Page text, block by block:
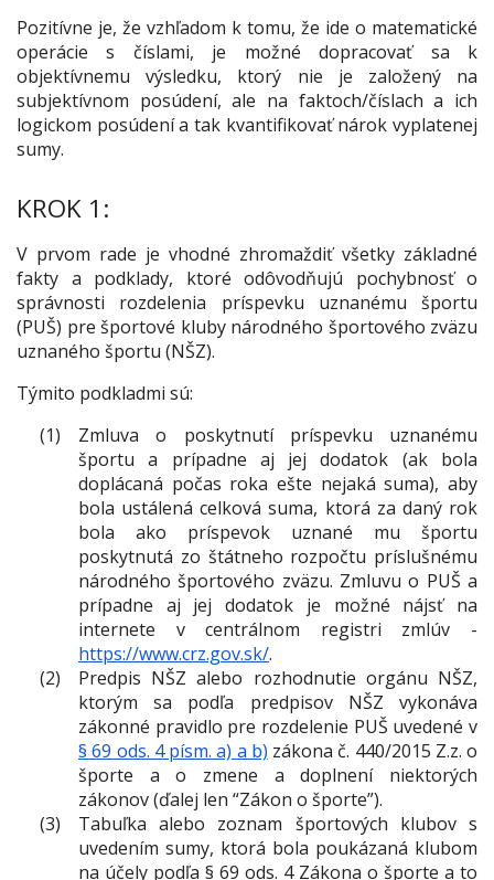
Pozitívne je, že vzhľadom k tomu, že ide o matematické
operácie s číslami, je možné dopracovať sa k
objektívnemu výsledku, ktorý nie je založený na
subjektívnom posúdení, ale na faktoch/číslach a ich
logickom posúdení a tak kvantifikovať nárok vyplatenej
sumy.
KROK 1:
V prvom rade je vhodné zhromaždiť všetky základné
fakty a podklady, ktoré odôvodňujú pochybnosť o
správnosti rozdelenia príspevku uznanému športu
(PUŠ) pre športové kluby národného športového zväzu
uznaného športu (NŠZ).
Týmito podkladmi sú:
Zmluva o poskytnutí príspevku uznanému
športu a prípadne aj jej dodatok (ak bola
doplácaná počas roka ešte nejaká suma), aby
bola ustálená celková suma, ktorá za daný rok
bola ako príspevok uznané mu športu
poskytnutá zo štátneho rozpočtu príslušnému
národného športového zväzu. Zmluvu o PUŠ a
prípadne aj jej dodatok je možné nájsť na
internete v centrálnom registri zmlúv -
https://www.crz.gov.sk/.
Predpis NŠZ alebo rozhodnutie orgánu NŠZ,
ktorým sa podľa predpisov NŠZ vykonáva
zákonné pravidlo pre rozdelenie PUŠ uvedené v
§ 69 ods. 4 písm. a) a b) zákona č. 440/2015 Z.z. o
športe a o zmene a doplnení niektorých
zákonov (ďalej len “Zákon o športe”).
Tabuľka alebo zoznam športových klubov s
uvedením sumy, ktorá bola poukázaná klubom
na účely podľa § 69 ods. 4 Zákona o športe a to